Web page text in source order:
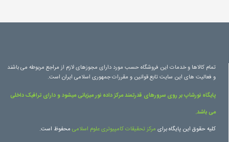
تمام کالاها و خدمات این فروشگاه حسب مورد دارای مجوزهای لازم از مراجع مربوطه می باشند
و فعالیت های این سایت تابع قوانین و مقررات جمهوری اسلامی ایران است.
پایگاه نورشاپ بر روی سرورهای قدرتمند مرکز داده نور میزبانی میشود و دارای ترافیک داخلی
می باشد.
کلیه حقوق این پایگاه برای مرکز تحقیقات کامپیوتری علوم اسلامی محفوظ است.